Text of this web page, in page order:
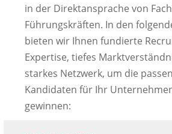
in der Direktansprache von
Führungskräften. In den
bieten wir Ihnen fundierte
Expertise, tiefes
starkes Netzwerk, um die
Kandidaten für Ihr
gewinnen: